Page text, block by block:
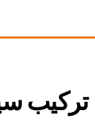
تركيب